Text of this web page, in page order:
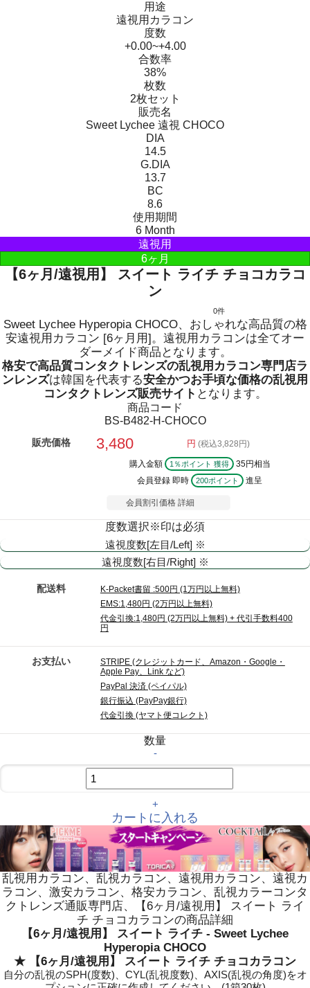
CUSTOMER CETNTERgoodlhs@nate.com
平日 : 午前10時〜午後17時 ( 土、日、祝日休業 )
※ご返信は順次対応いたします。
用途
遠視用カラコン
度数
+0.00~+4.00
合数率
38%
枚数
2枚セット
販売名
Sweet Lychee 遠視 CHOCO
DIA
14.5
G.DIA
13.7
BC
8.6
使用期間
6 Month
遠視用
6ヶ月
【6ヶ月/遠視用】 スイート ライチ チョコカラコ
ン
0件
Sweet Lychee Hyperopia CHOCO、おしゃれな高品質の格
安遠視用カラコン [6ヶ月用]。遠視用カラコンは全てオー
ダーメイド商品となります。
格安で高品質コンタクトレンズの乱視用カラコン専門店ラ
ンレンズは韓国を代表する安全かつお手頃な価格の乱視用
コンタクトレンズ販売サイト となります。
商品コード
BS-B482-H-CHOCO
販売価格 3,480 円 (税込3,828円)
購入金額 1％ポイント 獲得 35円相当
会員登録 即時 200ポイント 進呈
会員割引価格 詳細
度数選択※印は必須
遠視度数[左目/Left] ※
遠視度数[右目/Right] ※
配送料
K-Packet書留 :500円 (1万円以上無料)
EMS:1,480円 (2万円以上無料)
代金引換:1,480円 (2万円以上無料) + 代引手数料400
円
お支払い
STRIPE (クレジットカード、Amazon・Google・
Apple Pay、Link など)
PayPal 決済 (ペイパル)
銀行振込 (PayPay銀行)
代金引換 (ヤマト便コレクト)
数量
-
+
カートに入れる
乱視用カラコン、乱視カラコン、遠視用カラコン、遠視カ
ラコン、激安カラコン、格安カラコン、乱視カラーコンタ
クトレンズ通販専門店、【6ヶ月/遠視用】 スイート ライ
チ チョコカラコンの商品詳細
【6ヶ月/遠視用】 スイート ライチ - Sweet Lychee
Hyperopia CHOCO
★ 【6ヶ月/遠視用】 スイート ライチ チョコカラコン
自分の乱視のSPH(度数)、CYL(乱視度数)、AXIS(乱視の角度)をオ